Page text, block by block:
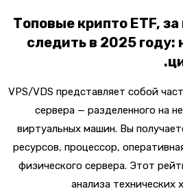
Топовые крипто
следить в 2025
VPS/VDS представляет
сервера —
виртуальных машин. Вы
ресурсов, процессор,
физического сервера.
анализа